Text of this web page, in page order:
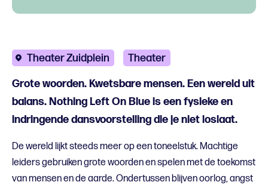
Theater Zuidplein Theater
Grote woorden. Kwetsbare mensen. Een wereld uit
balans. Nothing Left On Blue is een fysieke en
indringende dansvoorstelling die je niet loslaat.
De wereld lijkt steeds meer op een toneelstuk. Machtige
leiders gebruiken grote woorden en spelen met de toekomst
van mensen en de aarde. Ondertussen blijven oorlog, angst